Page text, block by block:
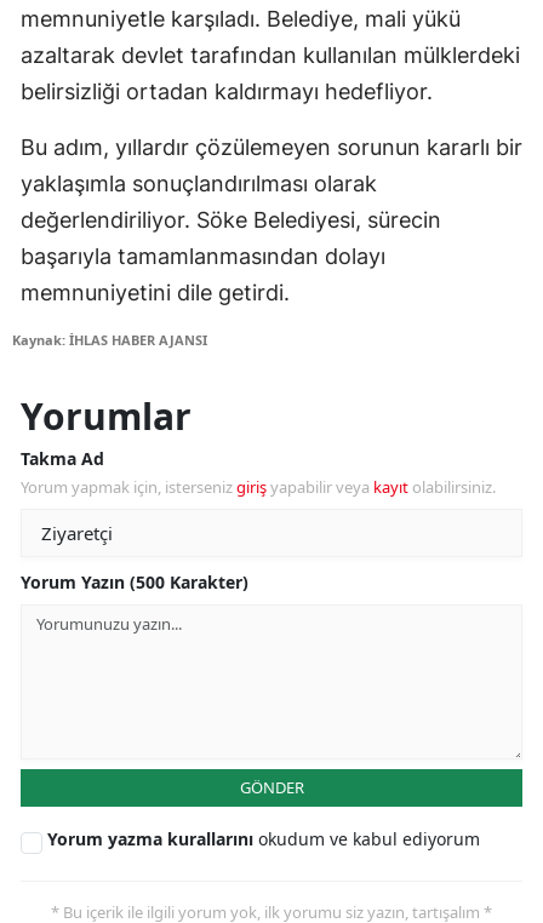
memnuniyetle karşıladı. Belediye, mali yükü
azaltarak devlet tarafından kullanılan mülklerdeki
belirsizliği ortadan kaldırmayı hedefliyor.
Bu adım, yıllardır çözülemeyen sorunun kararlı bir
yaklaşımla sonuçlandırılması olarak
değerlendiriliyor. Söke Belediyesi, sürecin
başarıyla tamamlanmasından dolayı
memnuniyetini dile getirdi.
Kaynak: İHLAS HABER AJANSI
Yorumlar
Takma Ad
Yorum yapmak için, istersenizgirişyapabilir veya kayıt olabilirsiniz.
Yorum Yazın (500 Karakter)
GÖNDER
Yorum yazma kurallarını okudum ve kabul ediyorum
* Bu içerik ile ilgili yorum yok, ilk yorumu siz yazın, tartışalım *